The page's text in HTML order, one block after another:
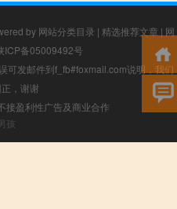
by 网站分类目录 | 精选推荐文章 | 网
ICP备05009492号
可发邮件到f_fb#foxmail.com说明，我们
，谢谢
接盈利性广告及商业合作
孩